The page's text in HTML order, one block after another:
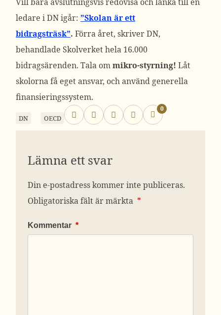
ledare i DN igår: ”Skolan är ett
bidragsträsk”. Förra året, skriver DN,
behandlade Skolverket hela 16.000
bidragsärenden. Tala ommikro-styrning! Låt
skolorna få eget ansvar, och använd generella
finansieringssystem.
DN OECD
0
Lämna ett svar
Din e-postadress kommer inte publiceras.
Obligatoriska fält är märkta *
Kommentar *